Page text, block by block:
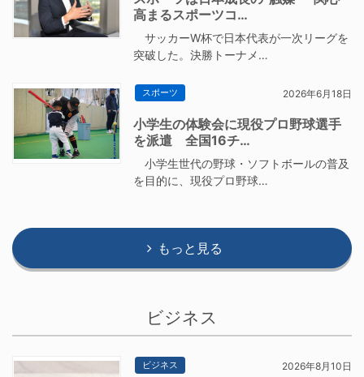
高まるスポーツコ…
サッカーW杯で日本代表が一次リーグを
突破した。決勝トーナメ…
スポーツ 2026年6月18日
小学生の体験会に現役プロ野球選手
を派遣 全国16チ…
小学生世代の野球・ソフトボールの普及
を目的に、現役プロ野球…
もっと見る
ビジネス
ビジネス 2026年8月10日